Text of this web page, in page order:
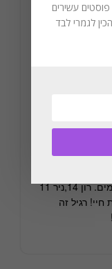
ומלבישת
נשואה לאסף ואמא לשלושה בנים מקסימים. רון 14,ניר 11
חיי! רגיל זה
עשירים
לגמרי לבד